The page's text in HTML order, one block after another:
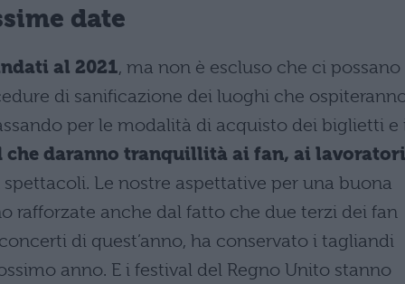
date
al 2021, ma non è escluso che ci possano
di sanificazione dei luoghi che
per le modalità di acquisto dei biglietti e i
daranno tranquillità ai fan, ai
Le nostre aspettative per una buona
rafforzate anche dal fatto che due terzi dei fan
di quest’anno, ha conservato i tagliandi
anno. E i festival del Regno Unito stanno